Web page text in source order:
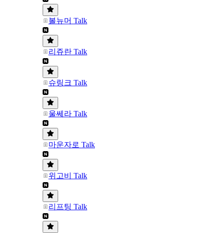
볼뉴머 Talk
리쥬란 Talk
슈링크 Talk
울쎄라 Talk
마운자로 Talk
위고비 Talk
리프팅 Talk